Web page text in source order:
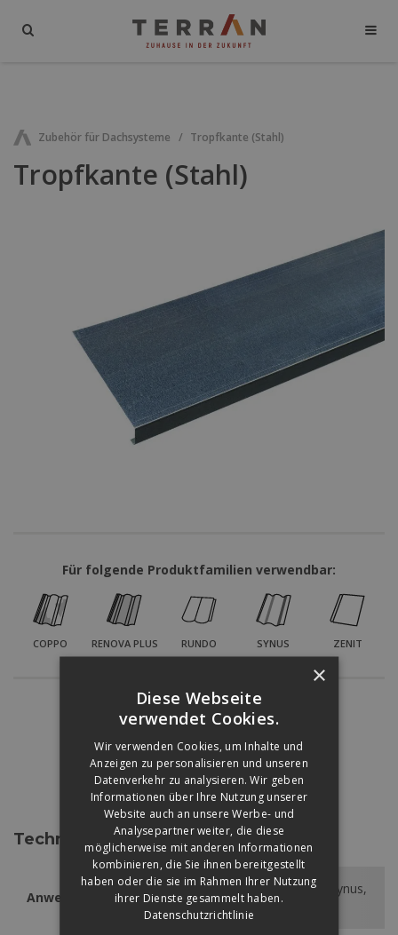
Zubehör für Dachsysteme Tropfkante (Stahl)
Tropfkante (Stahl)
Für folgende Produktfamilien verwendbar:
COPPO RENOVA PLUS RUNDO SYNUS ZENIT
Színárnyalatok:
ZIEGELROT GRAU SCHWARZ BRAUN
Technische Daten
Anwendbar
Coppo, Renova Plus, Rundo, Synus,
Zenit
×
Diese Webseite
verwendet Cookies.
Wir verwenden Cookies, um Inhalte und
Anzeigen zu personalisieren und unseren
Datenverkehr zu analysieren. Wir geben
Informationen über Ihre Nutzung unserer
Website auch an unsere Werbe- und
Analysepartner weiter, die diese
möglicherweise mit anderen Informationen
kombinieren, die Sie ihnen bereitgestellt
haben oder die sie im Rahmen Ihrer Nutzung
ihrer Dienste gesammelt haben.
Datenschutzrichtlinie